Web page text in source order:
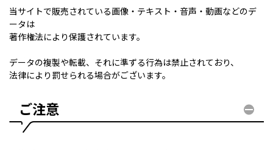
当サイトで販売されている画像・テキスト・音声・動画などのデ
ータは
著作権法により保護されています。
データの複製や転載、それに準ずる行為は禁止されており、
法律により罰せられる場合がございます。
ご注意